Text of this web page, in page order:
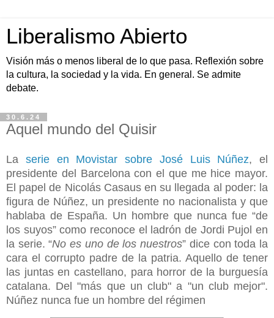
Liberalismo Abierto
Visión más o menos liberal de lo que pasa. Reflexión sobre
la cultura, la sociedad y la vida. En general. Se admite
debate.
30.6.24
Aquel mundo del Quisir
La serie en Movistar sobre José Luis Núñez, el
presidente del Barcelona con el que me hice mayor.
El papel de Nicolás Casaus en su llegada al poder: la
figura de Núñez, un presidente no nacionalista y que
hablaba de España. Un hombre que nunca fue “de
los suyos” como reconoce el ladrón de Jordi Pujol en
la serie. “No es uno de los nuestros” dice con toda la
cara el corrupto padre de la patria. Aquello de tener
las juntas en castellano, para horror de la burguesía
catalana. Del "más que un club" a "un club mejor".
Núñez nunca fue un hombre del régimen